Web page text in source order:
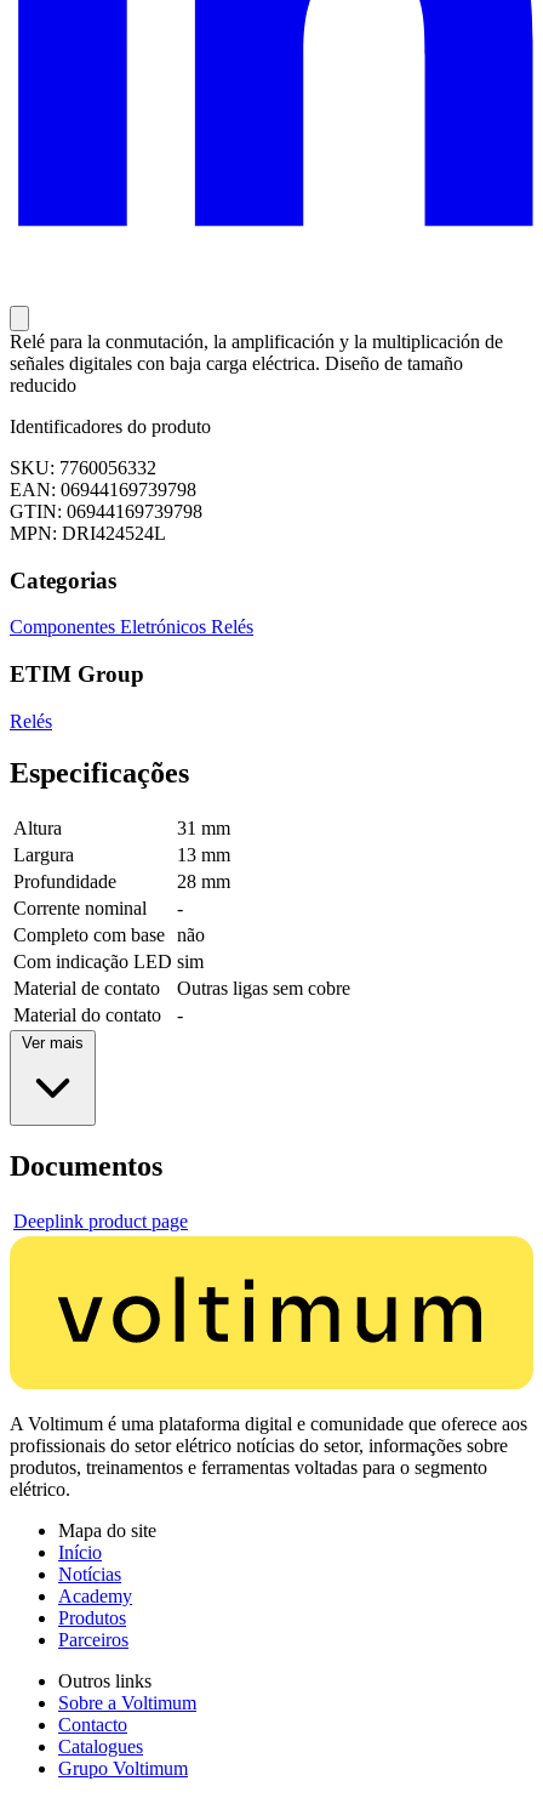
Relé para la conmutación, la amplificación y la multiplicación de
señales digitales con baja carga eléctrica. Diseño de tamaño
reducido
Identificadores do produto
SKU: 7760056332
EAN: 06944169739798
GTIN: 06944169739798
MPN: DRI424524L
Categorias
Componentes Eletrónicos Relés
ETIM Group
Relés
Especificações
Altura
31 mm
Largura
13 mm
Profundidade
28 mm
Corrente nominal
-
Completo com base não
Com indicação LED sim
Material de contato
Outras ligas sem cobre
Material do contato
-
Ver mais
Documentos
Deeplink product page
A Voltimum é uma plataforma digital e comunidade que oferece aos
profissionais do setor elétrico notícias do setor, informações sobre
produtos, treinamentos e ferramentas voltadas para o segmento
elétrico.
Mapa do site
Início
Notícias
Academy
Produtos
Parceiros
Outros links
Sobre a Voltimum
Contacto
Catalogues
Grupo Voltimum